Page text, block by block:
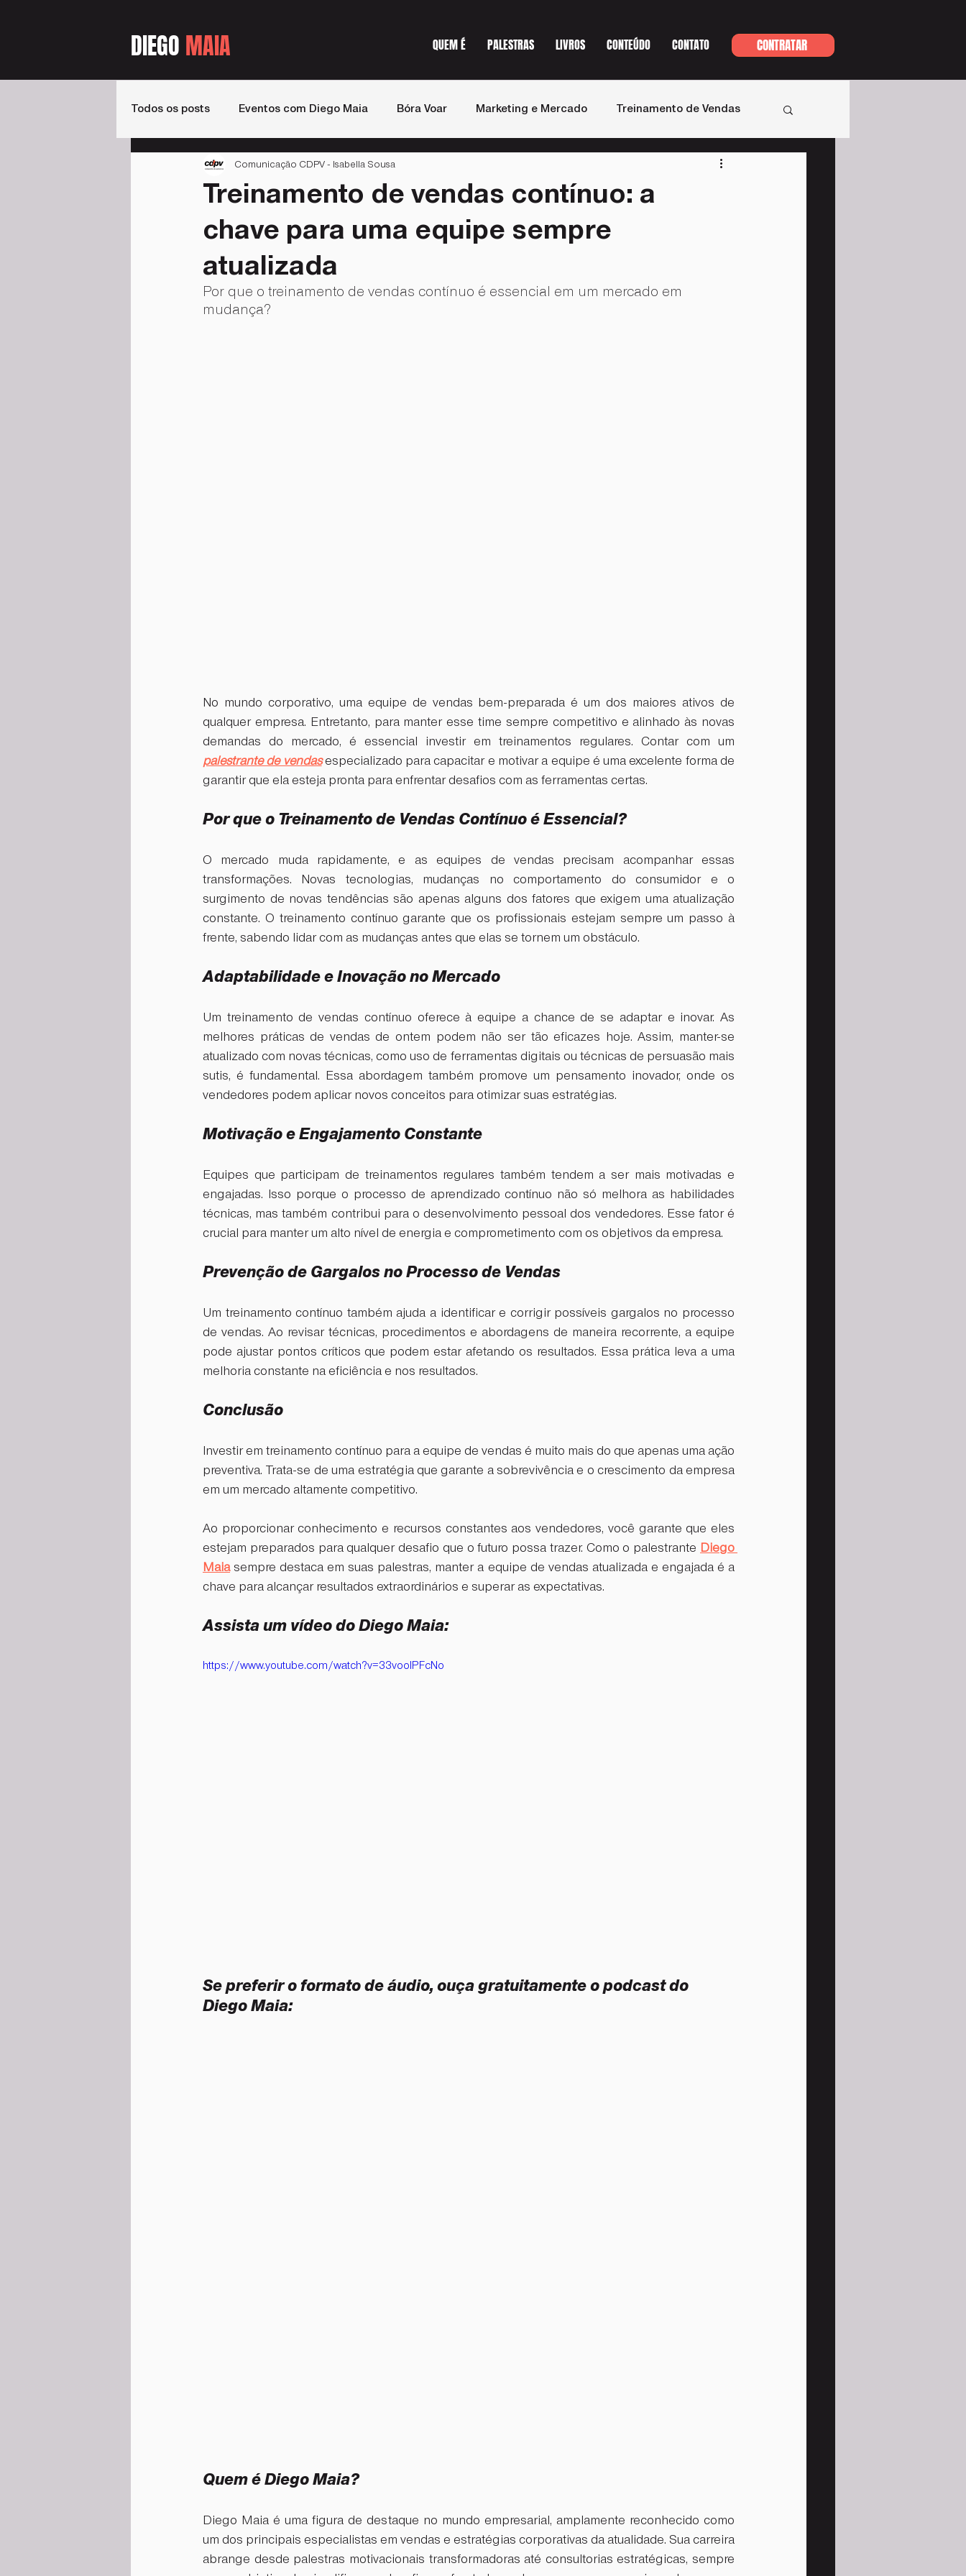
DIEGO MAIA QUEM É PALESTRAS LIVROS CONTEÚDO CONTATO CONTRATAR
Todos os posts Eventos com Diego Maia Bóra Voar Marketing e Mercado Treinamento de Vendas
Livros Podcast de Vendas
Treinamento de vendas contínuo: a
chave para uma equipe sempre
atualizada
Comunicação CDPV - Isabella Sousa
Por que o treinamento de vendas contínuo é essencial em um mercado em
mudança?
No mundo corporativo, uma equipe de vendas bem-preparada é um dos maiores ativos de
qualquer empresa. Entretanto, para manter esse time sempre competitivo e alinhado às novas
palestrante de vendas especializado para capacitar e motivar a equipe é uma excelente forma de
garantir que ela esteja pronta para enfrentar desafios com as ferramentas certas.
Por que o Treinamento de Vendas Contínuo é Essencial?
O mercado muda rapidamente, e as equipes de vendas precisam acompanhar essas
transformações. Novas tecnologias, mudanças no comportamento do consumidor e o
surgimento de novas tendências são apenas alguns dos fatores que exigem uma atualização
constante. O treinamento contínuo garante que os profissionais estejam sempre um passo à
frente, sabendo lidar com as mudanças antes que elas se tornem um obstáculo.
Adaptabilidade e Inovação no Mercado
Um treinamento de vendas contínuo oferece à equipe a chance de se adaptar e inovar. As
melhores práticas de vendas de ontem podem não ser tão eficazes hoje. Assim, manter-se
atualizado com novas técnicas, como uso de ferramentas digitais ou técnicas de persuasão mais
sutis, é fundamental. Essa abordagem também promove um pensamento inovador, onde os
vendedores podem aplicar novos conceitos para otimizar suas estratégias.
Motivação e Engajamento Constante
Equipes que participam de treinamentos regulares também tendem a ser mais motivadas e
engajadas. Isso porque o processo de aprendizado contínuo não só melhora as habilidades
técnicas, mas também contribui para o desenvolvimento pessoal dos vendedores. Esse fator é
crucial para manter um alto nível de energia e comprometimento com os objetivos da empresa.
Prevenção de Gargalos no Processo de Vendas
Um treinamento contínuo também ajuda a identificar e corrigir possíveis gargalos no processo
de vendas. Ao revisar técnicas, procedimentos e abordagens de maneira recorrente, a equipe
pode ajustar pontos críticos que podem estar afetando os resultados. Essa prática leva a uma
melhoria constante na eficiência e nos resultados.
Conclusão
Investir em treinamento contínuo para a equipe de vendas é muito mais do que apenas uma ação
preventiva. Trata-se de uma estratégia que garante a sobrevivência e o crescimento da empresa
em um mercado altamente competitivo.
Ao proporcionar conhecimento e recursos constantes aos vendedores, você garante que eles
estejam preparados para qualquer desafio que o futuro possa trazer. Como o palestrante Diego
Maia sempre destaca em suas palestras, manter a equipe de vendas atualizada e engajada é a
chave para alcançar resultados extraordinários e superar as expectativas.
Assista um vídeo do Diego Maia:
https://www.youtube.com/watch?v=33vooIPFcNo
Se preferir o formato de áudio, ouça gratuitamente o podcast do
Diego Maia:
Quem é Diego Maia?
Diego Maia é uma figura de destaque no mundo empresarial, amplamente reconhecido como
um dos principais especialistas em vendas e estratégias corporativas da atualidade. Sua carreira
abrange desde palestras motivacionais transformadoras até consultorias estratégicas, sempre